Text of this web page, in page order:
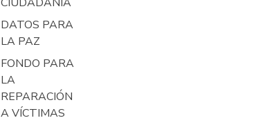
DATOS PARA
LA PAZ
FONDO PARA
LA
REPARACIÓN
A VÍCTIMAS